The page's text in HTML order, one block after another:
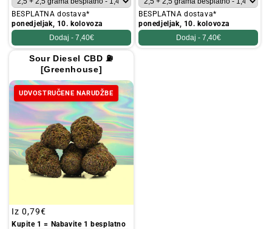
BESPLATNA dostava*
ponedjeljak, 10. kolovoza
Dodaj - 7,40€
BESPLATNA dostava*
ponedjeljak, 10. kolovoza
Dodaj - 7,40€
Sour Diesel CBD ⛽
[Greenhouse]
UDVOSTRUČENE NARUDŽBE
Redovna
cijena
Iz 0,79€
Kupite 1 = Nabavite 1 besplatno